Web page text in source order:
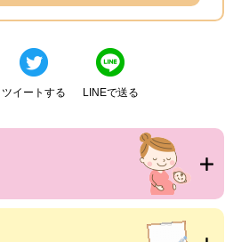
ツイートする LINEで送る